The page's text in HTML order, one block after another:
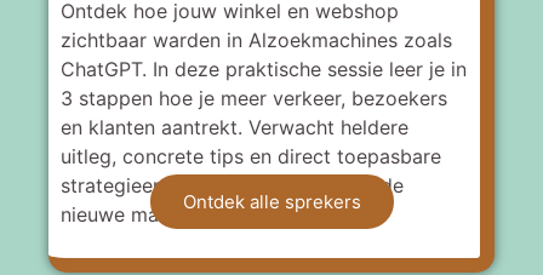
Ontdek hoe jouw winkel en webshop
zichtbaar warden in Al­zoekmachines zoals
ChatGPT. In deze praktische sessie leer je in
3 stappen hoe je meer verkeer, bezoekers
en klanten aantrekt. Verwacht heldere
uitleg, concrete tips en direct toepasbare
strategieen om voorop te lopen in de
nieuwe manier van online zoeken.
Ontdek alle sprekers